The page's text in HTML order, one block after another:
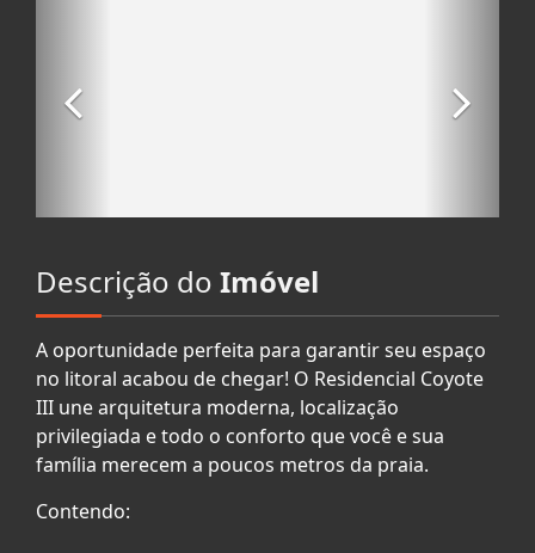
Descrição do Imóvel
A oportunidade perfeita para garantir seu espaço
no litoral acabou de chegar! O Residencial Coyote
III une arquitetura moderna, localização
privilegiada e todo o conforto que você e sua
família merecem a poucos metros da praia.
Contendo: